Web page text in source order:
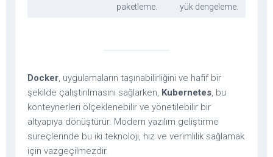
paketleme. yük dengeleme.
Docker, uygulamaların taşınabilirliğini ve hafif bir
şekilde çalıştırılmasını sağlarken, Kubernetes, bu
konteynerleri ölçeklenebilir ve yönetilebilir bir
altyapıya dönüştürür. Modern yazılım geliştirme
süreçlerinde bu iki teknoloji, hız ve verimlilik sağlamak
için vazgeçilmezdir.